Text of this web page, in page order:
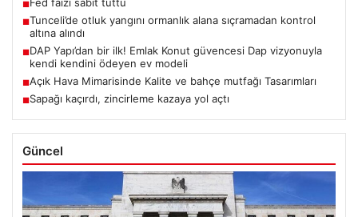
■
■Tunceli’de otluk yangını ormanlık alana sıçramadan kontrol
altına alındı
■DAP Yapı’dan bir ilk! Emlak Konut güvencesi Dap vizyonuyla
kendi kendini ödeyen ev modeli
■Açık Hava Mimarisinde Kalite ve bahçe mutfağı Tasarımları
■Sapağı kaçırdı, zincirleme kazaya yol açtı
Güncel